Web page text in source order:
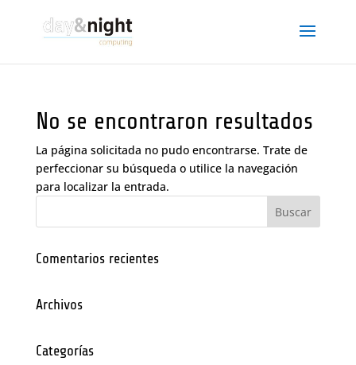
No se encontraron resultados
La página solicitada no pudo encontrarse. Trate de
perfeccionar su búsqueda o utilice la navegación
para localizar la entrada.
Comentarios recientes
Archivos
Categorías